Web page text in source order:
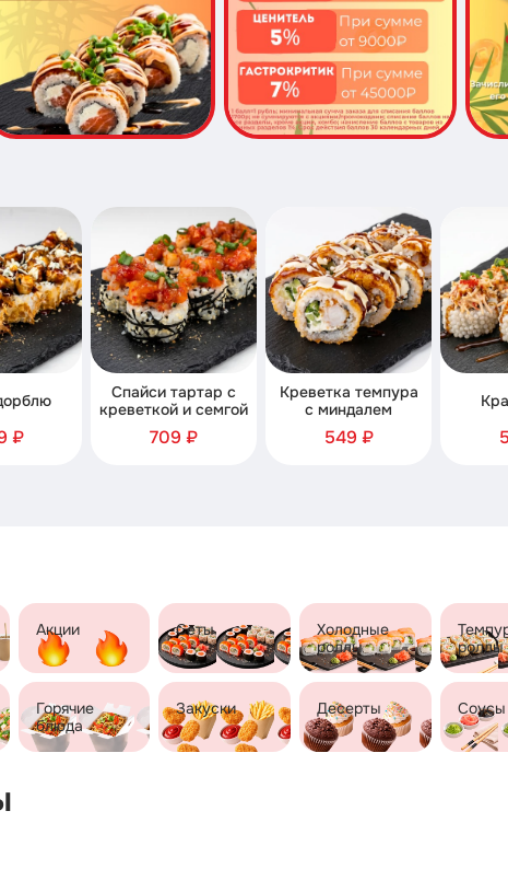
₽
Спайси тартар с
креветкой и семгой
709 ₽
Креветка темпура
с миндалем
549 ₽
Акции Сеты
Холодные
роллы
роллы
Горячие
блюда
Закуски Десерты Соусы